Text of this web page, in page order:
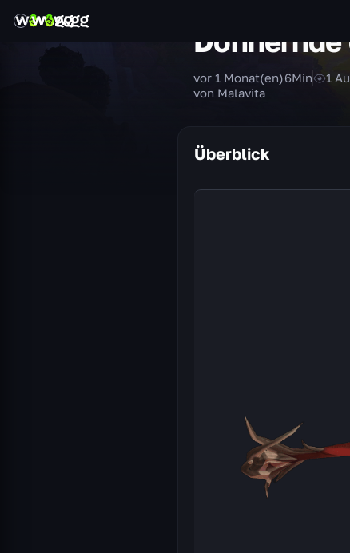
von Malavita
vor 1 Monat(en)6Min 1
Überblick